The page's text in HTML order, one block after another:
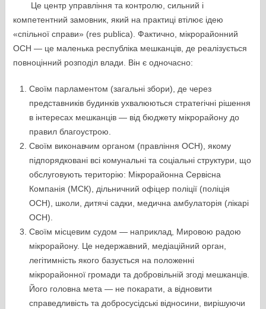
Це центр управління та контролю, сильний і
компетентний замовник, який на практиці втілює ідею
«спільної справи» (res publica). Фактично, мікрорайонний
ОСН — це маленька республіка мешканців, де реалізується
повноцінний розподіл влади. Він є одночасно:
Своїм парламентом (загальні збори), де через
представників будинків ухвалюються стратегічні рішення
в інтересах мешканців — від бюджету мікрорайону до
правил благоустрою.
Своїм виконавчим органом (правління ОСН), якому
підпорядковані всі комунальні та соціальні структури, що
обслуговують територію: Мікрорайонна Сервісна
Компанія (МСК), дільничний офіцер поліції (поліція
ОСН), школи, дитячі садки, медична амбулаторія (лікарі
ОСН).
Своїм місцевим судом — наприклад, Мировою радою
мікрорайону. Це недержавний, медіаційний орган,
легітимність якого базується на положенні
мікрорайонної громади та добровільній згоді мешканців.
Його головна мета — не покарати, а відновити
справедливість та добросусідські відносини, вирішуючи